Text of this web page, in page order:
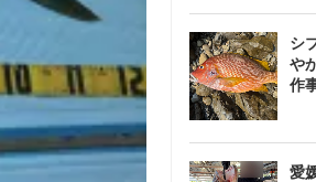
シ
や
作
愛